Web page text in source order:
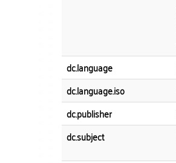
dc.language
dc.language.iso
dc.publisher
dc.subject